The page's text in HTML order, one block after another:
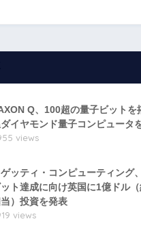
Q、100超の量子ビットを
イヤモンド量子コンピュータ
views
ゲッティ・コンピューティング
ット達成に向け英国に1億ドル
）投資を発表
views